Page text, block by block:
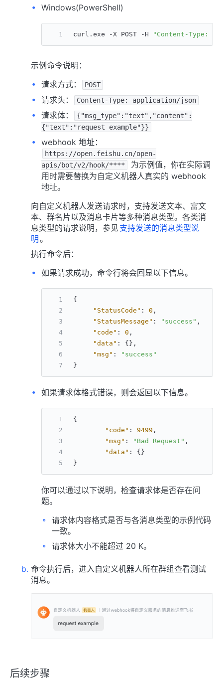
Windows(PowerShell)
curl.exe -X POST -H "Content-Type:
示例命令说明：
请求方式：
POST
请求头： Content-Type: application/json
请求体：
{"msg_type":"text","content":
{"text":"request example"}}
webhook 地址：
https://open.feishu.cn/open-
apis/bot/v2/hook/****
为示例值，你在实际调
用时需要替换为自定义机器人真实的 webhook
地址。
向自定义机器人发送请求时，支持发送文本、富文
本、群名片以及消息卡片等多种消息类型。各类消
息类型的请求说明，参见 支持发送的消息类型说
明。
执行命令后：
如果请求成功，命令行将会回显以下信息。
{
"StatusCode" : 0 ,
"StatusMessage" : "success" ,
"code" : 0 ,
"data" : { } ,
"msg" :
"success"
}
如果请求体格式错误，则会返回以下信息。
{
"code" : 9499 ,
"msg" : "Bad Request" ,
"data" : { }
}
你可以通过以下说明，检查请求体是否存在问
题。
请求体内容格式是否与各消息类型的示例代码
一致。
请求体大小不能超过 20 K。
命令执行后，进入自定义机器人所在群组查看测试
消息。
后续步骤